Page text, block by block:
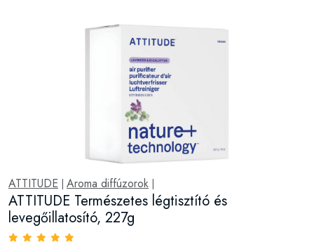
ATTITUDE | Aroma diffúzorok |
ATTITUDE Természetes légtisztító és
levegőillatosító, 227g